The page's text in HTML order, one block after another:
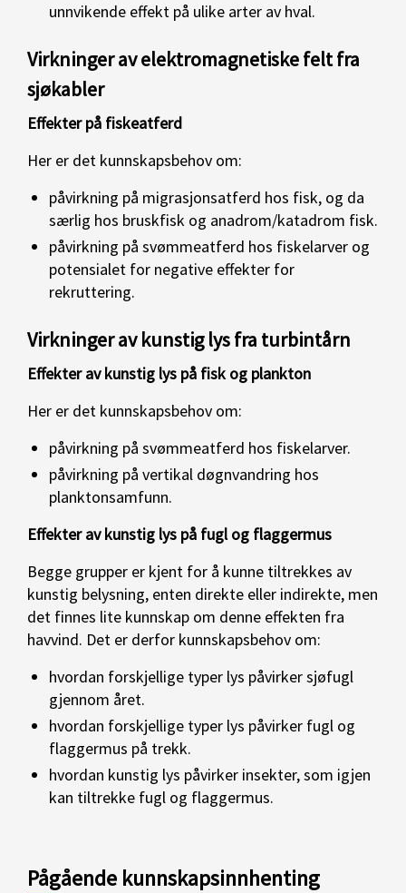
unnvikende effekt på ulike arter av hval.
Virkninger av elektromagnetiske felt fra
sjøkabler
Effekter på fiskeatferd
Her er det kunnskapsbehov om:
påvirkning på migrasjonsatferd hos fisk, og da
særlig hos bruskfisk og anadrom/katadrom fisk.
påvirkning på svømmeatferd hos fiskelarver og
potensialet for negative effekter for
rekruttering.
Virkninger av kunstig lys fra turbintårn
Effekter av kunstig lys på fisk og plankton
Her er det kunnskapsbehov om:
påvirkning på svømmeatferd hos fiskelarver.
påvirkning på vertikal døgnvandring hos
planktonsamfunn.
Effekter av kunstig lys på fugl og flaggermus
Begge grupper er kjent for å kunne tiltrekkes av
kunstig belysning, enten direkte eller indirekte, men
det finnes lite kunnskap om denne effekten fra
havvind. Det er derfor kunnskapsbehov om:
hvordan forskjellige typer lys påvirker sjøfugl
gjennom året.
hvordan forskjellige typer lys påvirker fugl og
flaggermus på trekk.
hvordan kunstig lys påvirker insekter, som igjen
kan tiltrekke fugl og flaggermus.
Pågående kunnskapsinnhenting